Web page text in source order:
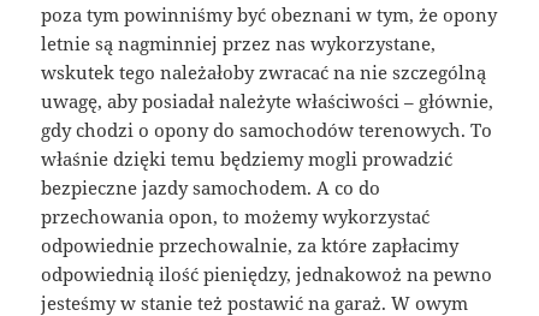
poza tym powinniśmy być obeznani w tym, że opony
letnie są nagminniej przez nas wykorzystane,
wskutek tego należałoby zwracać na nie szczególną
uwagę, aby posiadał należyte właściwości – głównie,
gdy chodzi o opony do samochodów terenowych. To
właśnie dzięki temu będziemy mogli prowadzić
bezpieczne jazdy samochodem. A co do
przechowania opon, to możemy wykorzystać
odpowiednie przechowalnie, za które zapłacimy
odpowiednią ilość pieniędzy, jednakowoż na pewno
jesteśmy w stanie też postawić na garaż. W owym